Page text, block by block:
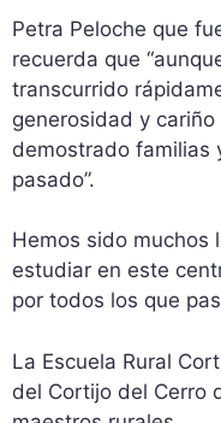
Petra Peloche que
recuerda que
transcurrido
generosidad y
demostrado familias
pasado”.
Hemos sido muchos
estudiar en este
por todos los que
La Escuela Rural
del Cortijo del Cerro